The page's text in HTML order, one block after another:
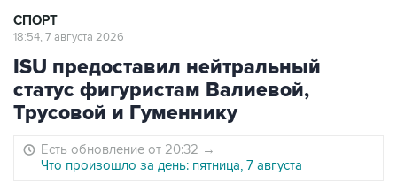
СПОРТ
18:54, 7 августа 2026
ISU предоставил нейтральный
статус фигуристам Валиевой,
Трусовой и Гуменнику
Есть обновление от 20:32 →
Что произошло за день: пятница, 7 августа